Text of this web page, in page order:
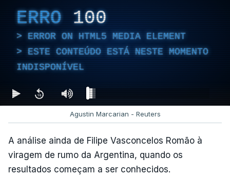
ERRO 100
ERROR ON HTML5 MEDIA ELEMENT
ESTE CONTEÚDO ESTÁ NESTE MOMENTO
INDISPONÍVEL
Agustin Marcarian - Reuters
A análise ainda de Filipe Vasconcelos Romão à
viragem de rumo da Argentina, quando os
resultados começam a ser conhecidos.